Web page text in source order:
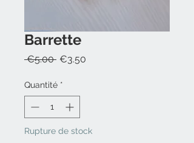
Barrette
€5.00 Prix
€3.50
Quantité *
Rupture de stock